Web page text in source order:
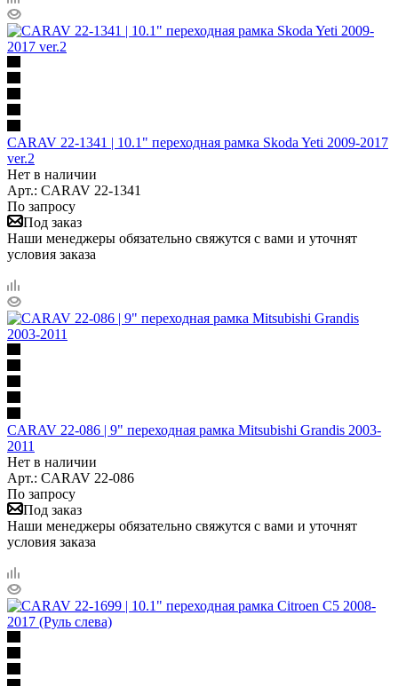
CARAV 22-1341 | 10.1" переходная рамка Skoda Yeti 2009-2017
ver.2
Нет в наличии
Арт.: CARAV 22-1341
По запросу
Под заказ
Наши менеджеры обязательно свяжутся с вами и уточнят
условия заказа
CARAV 22-086 | 9" переходная рамка Mitsubishi Grandis 2003-
2011
Нет в наличии
Арт.: CARAV 22-086
По запросу
Под заказ
Наши менеджеры обязательно свяжутся с вами и уточнят
условия заказа